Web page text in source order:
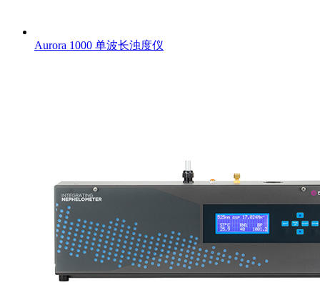
Aurora 1000 单波长浊度仪